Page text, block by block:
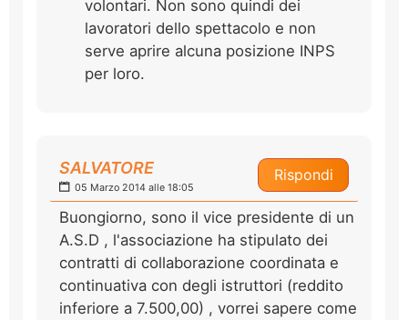
volontari. Non sono quindi dei
lavoratori dello spettacolo e non
serve aprire alcuna posizione INPS
per loro.
Rispondi
SALVATORE
05 Marzo 2014 alle 18:05
Buongiorno, sono il vice presidente di un
A.S.D , l'associazione ha stipulato dei
contratti di collaborazione coordinata e
continuativa con degli istruttori (reddito
inferiore a 7.500,00) , vorrei sapere come